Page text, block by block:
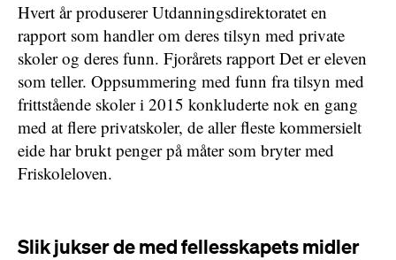
Hvert år produserer Utdanningsdirektoratet en
rapport som handler om deres tilsyn med private
skoler og deres funn. Fjorårets rapport Det er eleven
som teller. Oppsummering med funn fra tilsyn med
frittstående skoler i 2015 konkluderte nok en gang
med at flere privatskoler, de aller fleste kommersielt
eide har brukt penger på måter som bryter med
Friskoleloven.
Slik jukser de med fellesskapets midler